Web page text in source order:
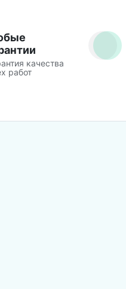
качества
работ